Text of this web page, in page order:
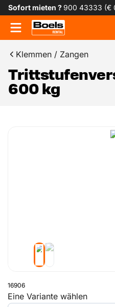
Sofort mieten ?900 43333 (€
Klemmen / Zangen
600 kg
16906
Eine Variante wählen